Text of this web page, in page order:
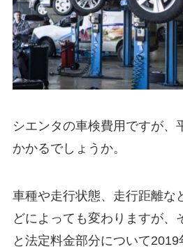
シエンタの車検費用ですが、
かかるでしょうか。
車種や走行状態、走行距離な
どによっても変わりますが、
と法定料金部分について